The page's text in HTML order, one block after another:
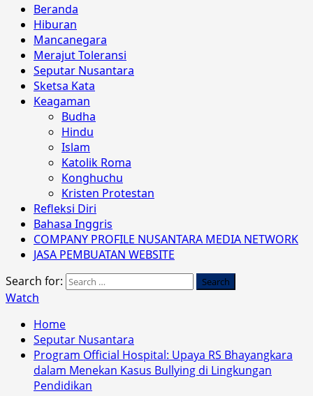
Beranda
Hiburan
Mancanegara
Merajut Toleransi
Seputar Nusantara
Sketsa Kata
Keagaman
Budha
Hindu
Islam
Katolik Roma
Konghuchu
Kristen Protestan
Refleksi Diri
Bahasa Inggris
COMPANY PROFILE NUSANTARA MEDIA NETWORK
JASA PEMBUATAN WEBSITE
Search for:
Watch
Home
Seputar Nusantara
Program Official Hospital: Upaya RS Bhayangkara
dalam Menekan Kasus Bullying di Lingkungan
Pendidikan